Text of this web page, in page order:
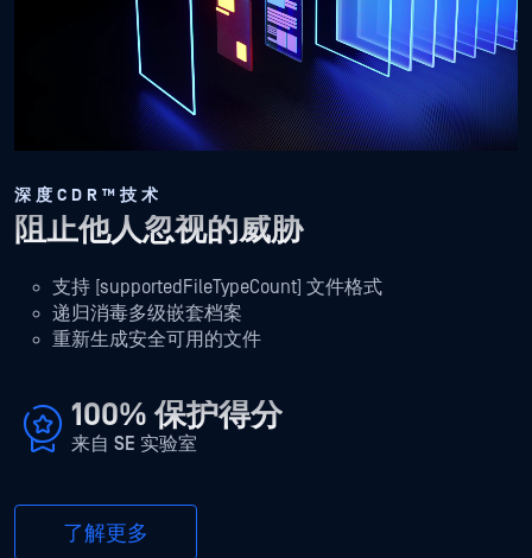
深度CDR™技术
阻止他人忽视的威胁
支持 [supportedFileTypeCount] 文件格式
递归消毒多级嵌套档案
重新生成安全可用的文件
100% 保护得分
来自 SE 实验室
了解更多